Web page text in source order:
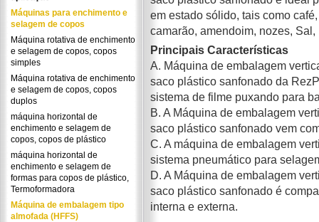
Máquinas para enchimento e
selagem de copos
Máquina rotativa de enchimento
e selagem de copos, copos
simples
Máquina rotativa de enchimento
e selagem de copos, copos
duplos
máquina horizontal de
enchimento e selagem de
copos, copos de plástico
máquina horizontal de
enchimento e selagem de
formas para copos de plástico,
Termoformadora
Máquina de embalagem tipo
almofada (HFFS)
em estado sólido, tais como
camarão, amendoim, nozes,
Principais Características
A. Máquina de embalagem
saco plástico sanfonado da
sistema de filme puxando para
B. A Máquina de embalagem
saco plástico sanfonado vem
C. A máquina de embalagem
sistema pneumático para
D. A Máquina de embalagem
saco plástico sanfonado é
interna e externa.